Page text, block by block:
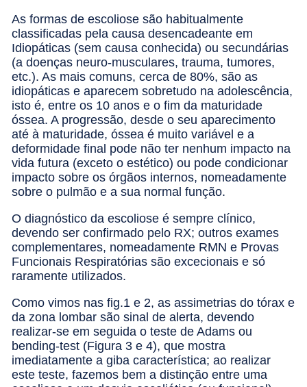
As formas de escoliose são habitualmente
classificadas pela causa desencadeante em
Idiopáticas (sem causa conhecida) ou secundárias
(a doenças neuro-musculares, trauma, tumores,
etc.). As mais comuns, cerca de 80%, são as
idiopáticas e aparecem sobretudo na adolescência,
isto é, entre os 10 anos e o fim da maturidade
óssea. A progressão, desde o seu aparecimento
até à maturidade, óssea é muito variável e a
deformidade final pode não ter nenhum impacto na
vida futura (exceto o estético) ou pode condicionar
impacto sobre os órgãos internos, nomeadamente
sobre o pulmão e a sua normal função.
O diagnóstico da escoliose é sempre clínico,
devendo ser confirmado pelo RX; outros exames
complementares, nomeadamente RMN e Provas
Funcionais Respiratórias são excecionais e só
raramente utilizados.
Como vimos nas fig.1 e 2, as assimetrias do tórax e
da zona lombar são sinal de alerta, devendo
realizar-se em seguida o teste de Adams ou
bending-test (Figura 3 e 4), que mostra
imediatamente a giba característica; ao realizar
este teste, fazemos bem a distinção entre uma